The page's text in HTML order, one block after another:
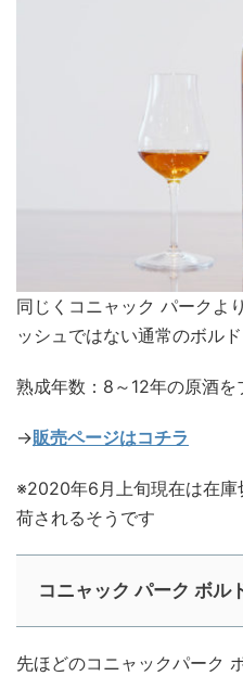
同じくコニャック パークよ
ッシュではない通常のボル
熟成年数：8～12年の原酒を
→販売ページはコチラ
※2020年6月上旬現在は在庫
荷されるそうです
コニャック パーク ボル
先ほどのコニャックパーク